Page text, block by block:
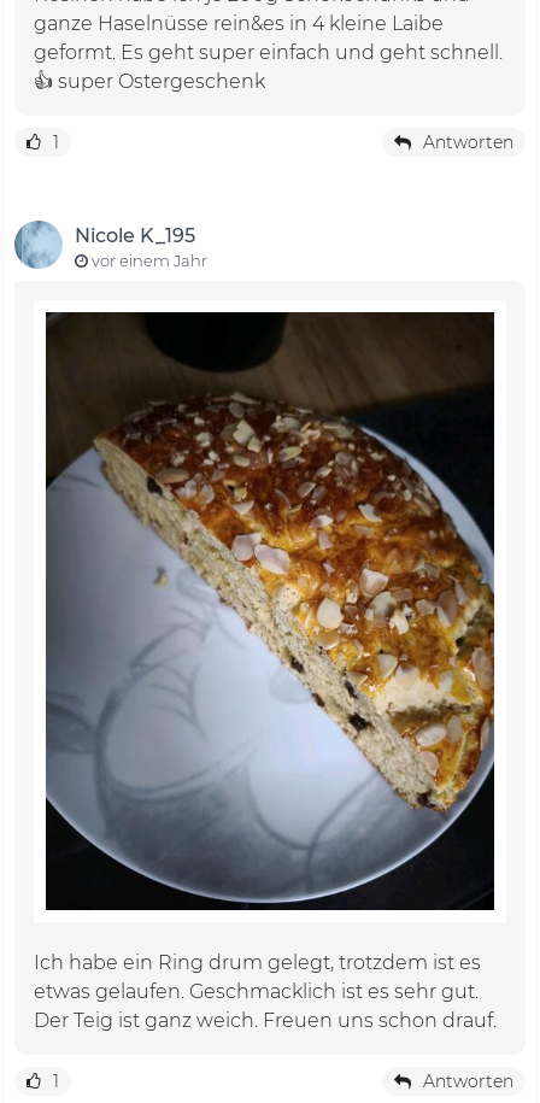
ganze Haselnüsse rein&es in 4 kleine Laibe
geformt. Es geht super einfach und geht schnell.
👍 super Ostergeschenk
1 Antworten
Nicole K_195
vor einem Jahr
Ich habe ein Ring drum gelegt, trotzdem ist es
etwas gelaufen. Geschmacklich ist es sehr gut.
Der Teig ist ganz weich. Freuen uns schon drauf.
1 Antworten